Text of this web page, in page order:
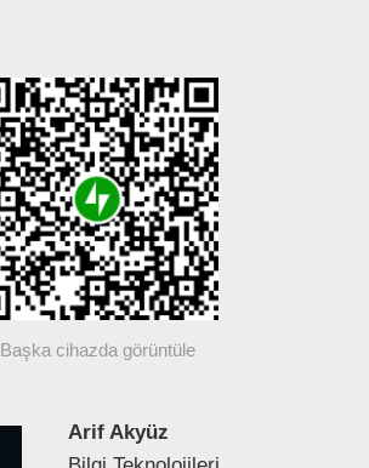
Başka cihazda görüntüle
Arif Akyüz